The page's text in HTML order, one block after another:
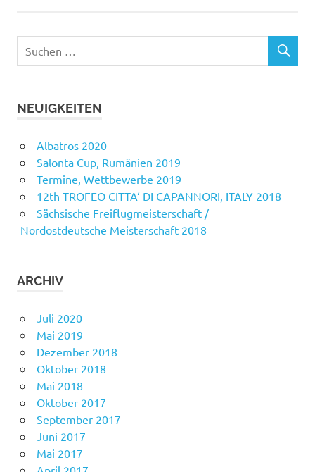
NEUIGKEITEN
Albatros 2020
Salonta Cup, Rumänien 2019
Termine, Wettbewerbe 2019
12th TROFEO CITTA‘ DI CAPANNORI, ITALY 2018
Sächsische Freiflugmeisterschaft /
Nordostdeutsche Meisterschaft 2018
ARCHIV
Juli 2020
Mai 2019
Dezember 2018
Oktober 2018
Mai 2018
Oktober 2017
September 2017
Juni 2017
Mai 2017